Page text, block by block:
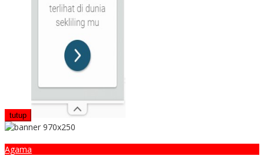
tutup
Agama